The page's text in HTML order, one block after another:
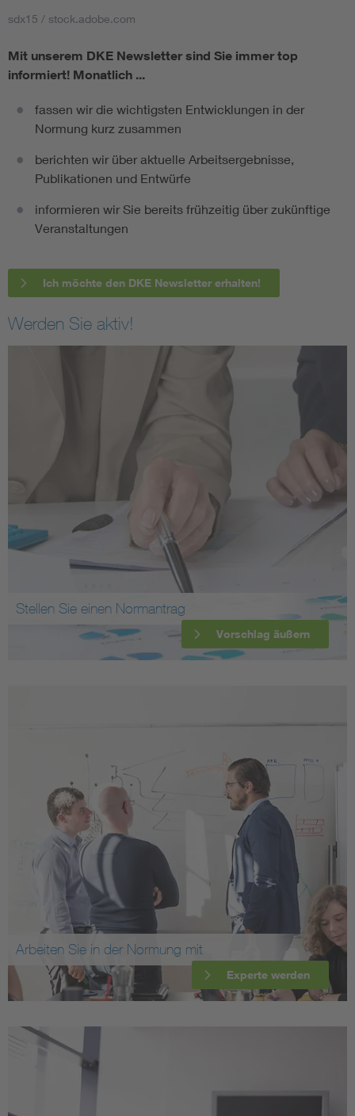
sdx15 / stock.adobe.com
Mit unserem DKE Newsletter sind Sie immer top
informiert! Monatlich ...
fassen wir die wichtigsten Entwicklungen in der
Normung kurz zusammen
berichten wir über aktuelle Arbeitsergebnisse,
Publikationen und Entwürfe
informieren wir Sie bereits frühzeitig über zukünftige
Veranstaltungen
Ich möchte den DKE Newsletter erhalten!
Werden Sie aktiv!
Stellen Sie einen Normantrag
Vorschlag äußern
Arbeiten Sie in der Normung mit
Experte werden